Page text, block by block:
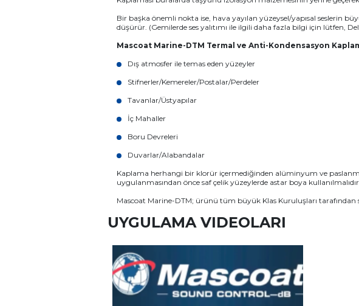
Bir başka önemli nokta ise, hava yayılan yüzeysel/yapısal seslerin
düşürür. (Gemilerde ses yalıtımı ile ilgili daha fazla bilgi için lütfen,
Mascoat Marine-DTM Termal ve Anti-Kondensasyon
Dış atmosfer ile temas eden yüzeyler
Stifnerler/Kemereler/Postalar/Perdeler
Tavanlar/Üstyapılar
İç Mahaller
Boru Devreleri
Duvarlar/Alabandalar
Kaplama herhangi bir klorür içermediğinden alüminyum ve
uygulanmasından önce saf çelik yüzeylerde astar boya
Mascoat Marine-DTM; ürünü tüm büyük Klas Kuruluşları tarafından
UYGULAMA VIDEOLARI